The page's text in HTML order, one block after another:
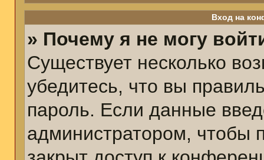
Вход на
» Почему я не могу
Существует несколько
убедитесь, что вы
пароль. Если данные
администратором, чтобы